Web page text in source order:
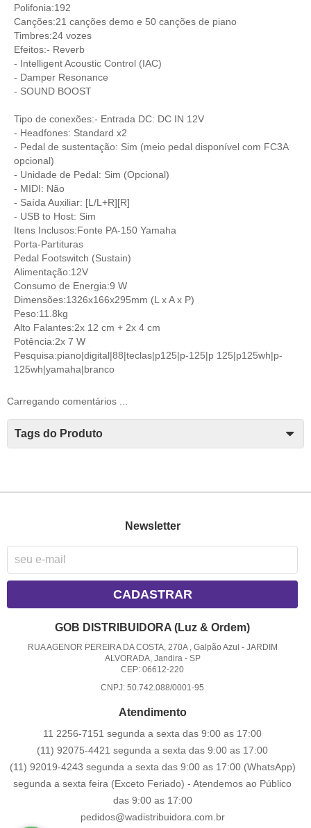
Polifonia:192
Canções:21 canções demo e 50 canções de piano
Timbres:24 vozes
Efeitos:- Reverb
- Intelligent Acoustic Control (IAC)
- Damper Resonance
- SOUND BOOST
Tipo de conexões:- Entrada DC: DC IN 12V
- Headfones: Standard x2
- Pedal de sustentação: Sim (meio pedal disponível com FC3A
opcional)
- Unidade de Pedal: Sim (Opcional)
- MIDI: Não
- Saída Auxiliar: [L/L+R][R]
- USB to Host: Sim
Itens Inclusos:Fonte PA-150 Yamaha
Porta-Partituras
Pedal Footswitch (Sustain)
Alimentação:12V
Consumo de Energia:9 W
Dimensões:1326x166x295mm (L x A x P)
Peso:11.8kg
Alto Falantes:2x 12 cm + 2x 4 cm
Potência:2x 7 W
Pesquisa:piano|digital|88|teclas|p125|p-125|p 125|p125wh|p-
125wh|yamaha|branco
Carregando comentários ...
Tags do Produto
Newsletter
CADASTRAR
GOB DISTRIBUIDORA (Luz & Ordem)
RUA AGENOR PEREIRA DA COSTA, 270A , Galpão Azul - JARDIM
ALVORADA, Jandira- SP
CEP: 06612-220
CNPJ: 50.742.088/0001-95
Atendimento
11 2256-7151 segunda a sexta das 9:00 as 17:00
(11) 92075-4421 segunda a sexta das 9:00 as 17:00
(11) 92019-4243 segunda a sexta das 9:00 as 17:00 (WhatsApp)
segunda a sexta feira (Exceto Feriado) - Atendemos ao Público
das 9:00 as 17:00
pedidos@wadistribuidora.com.br